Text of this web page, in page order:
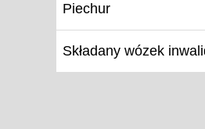
Piechur
Składany wózek